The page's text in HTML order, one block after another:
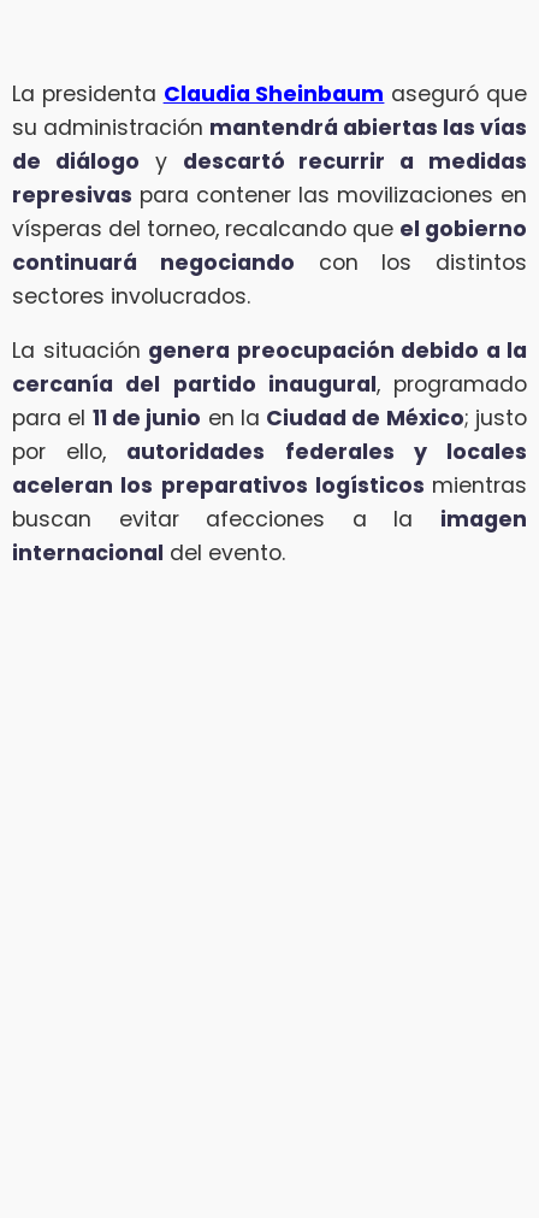
La presidenta Claudia Sheinbaum aseguró que
su administración mantendrá abiertas las vías
de diálogo y descartó recurrir a medidas
represivas para contener las movilizaciones en
vísperas del torneo, recalcando que el gobierno
continuará negociando con los distintos
sectores involucrados.
La situación genera preocupación debido a la
cercanía del partido inaugural, programado
para el 11 de junio en la Ciudad de México; justo
por ello, autoridades federales y locales
aceleran los preparativos logísticos mientras
buscan evitar afecciones a la imagen
internacional del evento.